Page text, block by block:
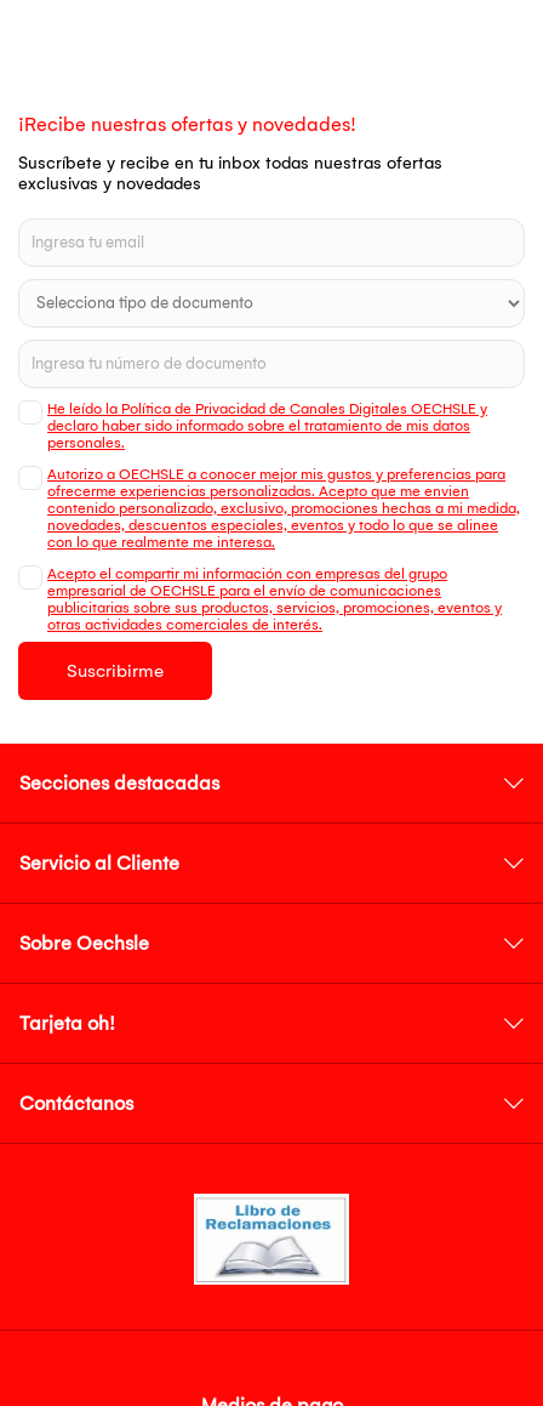
¡Recibe nuestras ofertas y novedades!
Suscríbete y recibe en tu inbox todas nuestras ofertas
exclusivas y novedades
He leído la Política de Privacidad de Canales Digitales OECHSLE y
declaro haber sido informado sobre el tratamiento de mis datos
personales.
Autorizo a OECHSLE a conocer mejor mis gustos y preferencias para
ofrecerme experiencias personalizadas. Acepto que me envien
contenido personalizado, exclusivo, promociones hechas a mi medida,
novedades, descuentos especiales, eventos y todo lo que se alinee
con lo que realmente me interesa.
Acepto el compartir mi información con empresas del grupo
empresarial de OECHSLE para el envío de comunicaciones
publicitarias sobre sus productos, servicios, promociones, eventos y
otras actividades comerciales de interés.
Suscribirme
Secciones destacadas
Servicio al Cliente
Sobre Oechsle
Tarjeta oh!
Contáctanos